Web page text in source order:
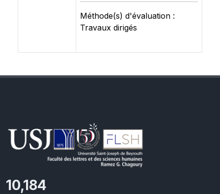
Méthode(s) d'évaluation :
Travaux dirigés
10,801